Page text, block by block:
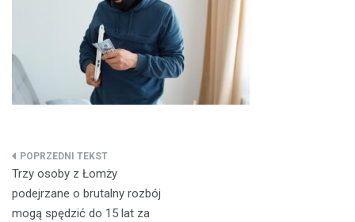
Nawigacja
wpisu
Trzy osoby z Łomży
podejrzane o brutalny rozbój
mogą spędzić do 15 lat za